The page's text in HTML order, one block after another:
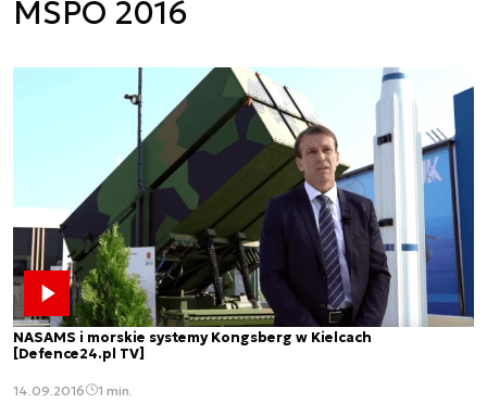
MSPO 2016
NASAMS i morskie systemy Kongsberg w Kielcach
[Defence24.pl TV]
14.09.2016 1 min.